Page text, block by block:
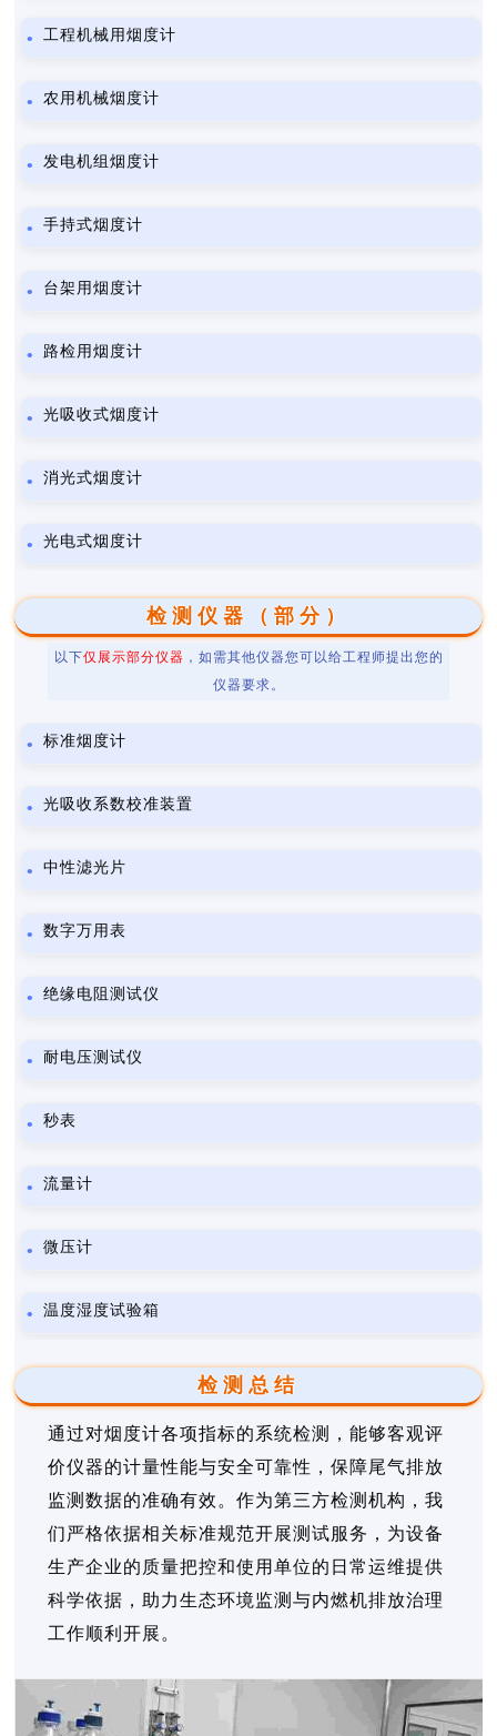
工程机械用烟度计
农用机械烟度计
发电机组烟度计
手持式烟度计
台架用烟度计
路检用烟度计
光吸收式烟度计
消光式烟度计
光电式烟度计
检测仪器（部分）
以下仅展示部分仪器 ，如需其他仪器您可以给工程师提出您的
仪器要求。
标准烟度计
光吸收系数校准装置
中性滤光片
数字万用表
绝缘电阻测试仪
耐电压测试仪
秒表
流量计
微压计
温度湿度试验箱
检测总结
通过对烟度计各项指标的系统检测，能够客观评
价仪器的计量性能与安全可靠性，保障尾气排放
监测数据的准确有效。作为第三方检测机构，我
们严格依据相关标准规范开展测试服务，为设备
生产企业的质量把控和使用单位的日常运维提供
科学依据，助力生态环境监测与内燃机排放治理
工作顺利开展。